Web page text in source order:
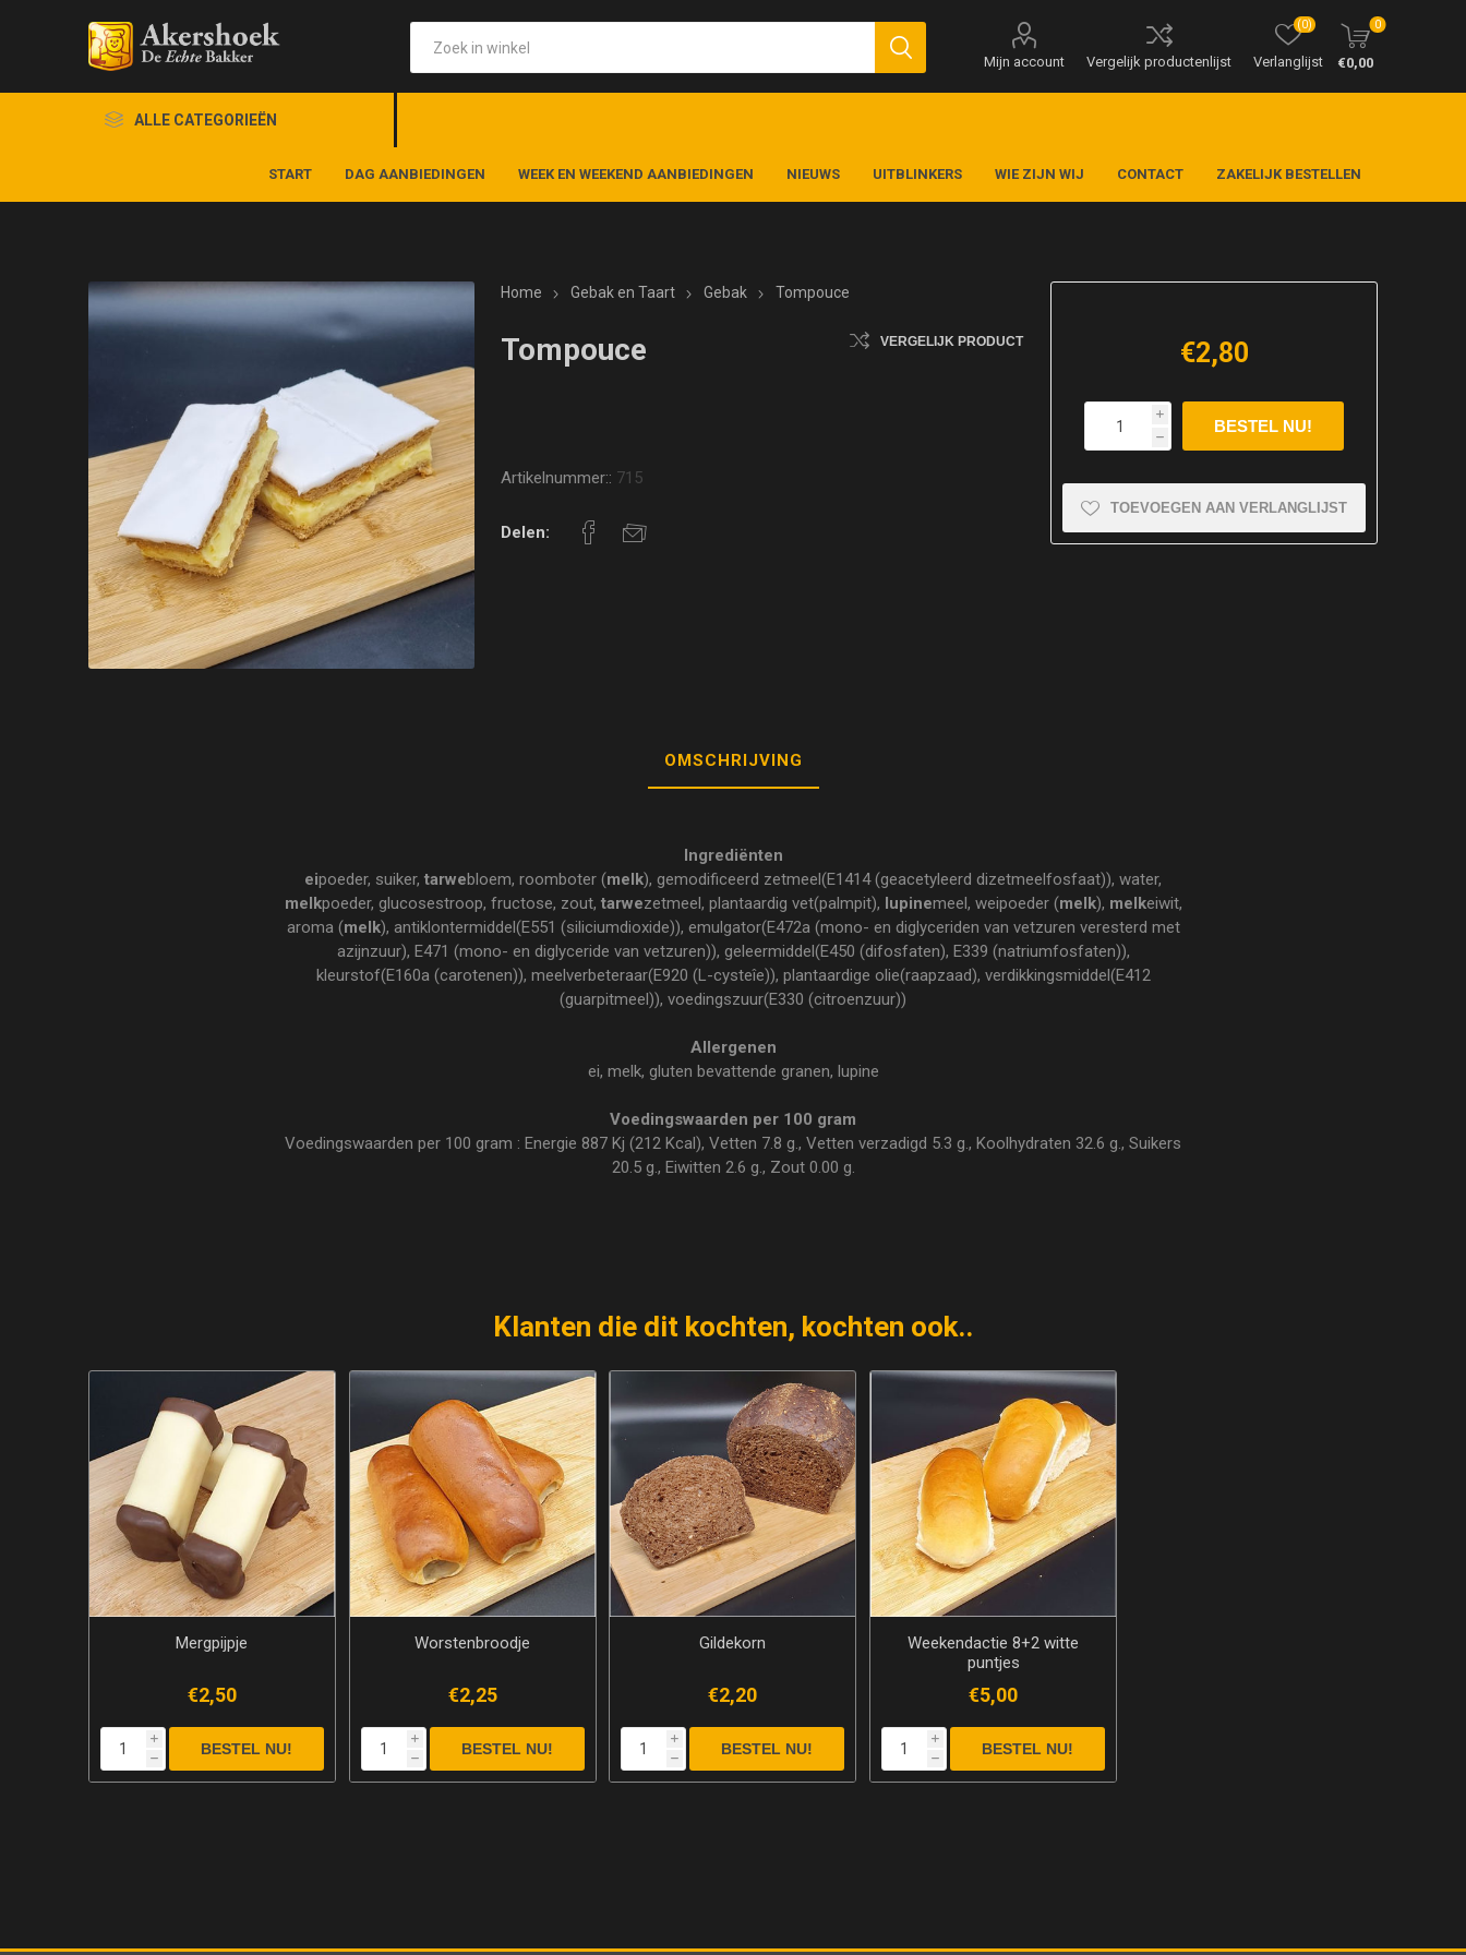
Mijn account Vergelijk productenlijst Verlanglijst
(0) 0
€0,00
ALLE CATEGORIEËN
START DAG AANBIEDINGEN WEEK EN WEEKEND AANBIEDINGEN NIEUWS UITBLINKERS WIE ZIJN WIJ CONTACT ZAKELIJK BESTELLEN
Home Gebak en Taart Gebak Tompouce
Tompouce VERGELIJK PRODUCT
Artikelnummer:: 715
Delen:
€2,80
i
h
TOEVOEGEN AAN VERLANGLIJST
OMSCHRIJVING
Ingrediënten
eipoeder, suiker, tarwebloem, roomboter (melk), gemodificeerd zetmeel(E1414 (geacetyleerd dizetmeelfosfaat)), water,
melkpoeder, glucosestroop, fructose, zout, tarwezetmeel, plantaardig vet(palmpit), lupinemeel, weipoeder (melk), melkeiwit,
aroma (melk), antiklontermiddel(E551 (siliciumdioxide)), emulgator(E472a (mono- en diglyceriden van vetzuren veresterd met
azijnzuur), E471 (mono- en diglyceride van vetzuren)), geleermiddel(E450 (difosfaten), E339 (natriumfosfaten)),
kleurstof(E160a (carotenen)), meelverbeteraar(E920 (L-cysteîe)), plantaardige olie(raapzaad), verdikkingsmiddel(E412
(guarpitmeel)), voedingszuur(E330 (citroenzuur))
Allergenen
ei, melk, gluten bevattende granen, lupine
Voedingswaarden per 100 gram
Voedingswaarden per 100 gram : Energie 887 Kj (212 Kcal), Vetten 7.8 g., Vetten verzadigd 5.3 g., Koolhydraten 32.6 g., Suikers
20.5 g., Eiwitten 2.6 g., Zout 0.00 g.
Klanten die dit kochten, kochten ook..
Mergpijpje
€2,50
i
h
Worstenbroodje
€2,25
i
h
Gildekorn
€2,20
i
h
Weekendactie 8+2 witte
puntjes
€5,00
i
h